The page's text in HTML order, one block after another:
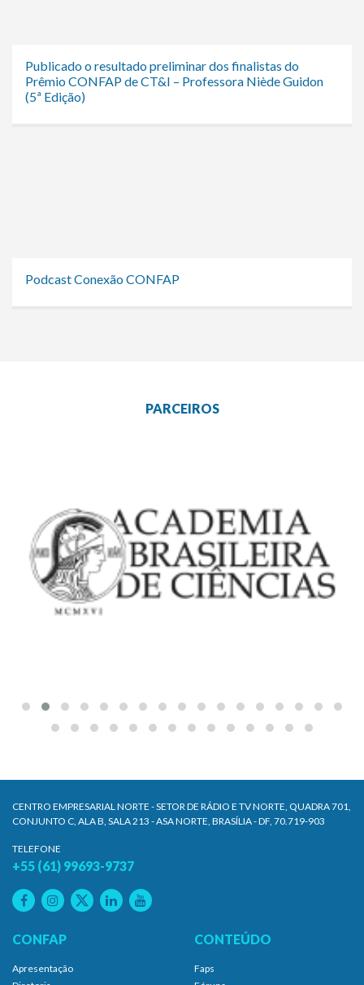
Publicado o resultado preliminar dos finalistas do
Prêmio CONFAP de CT&I – Professora Niède Guidon
(5ª Edição)
Podcast Conexão CONFAP
PARCEIROS
CENTRO EMPRESARIAL NORTE - SETOR DE RÁDIO E TV NORTE, QUADRA 701,
CONJUNTO C, ALA B, SALA 213 - ASA NORTE, BRASÍLIA - DF, 70.719-903
TELEFONE
+55 (61) 99693-9737
CONFAP
Apresentação
CONTEÚDO
Faps